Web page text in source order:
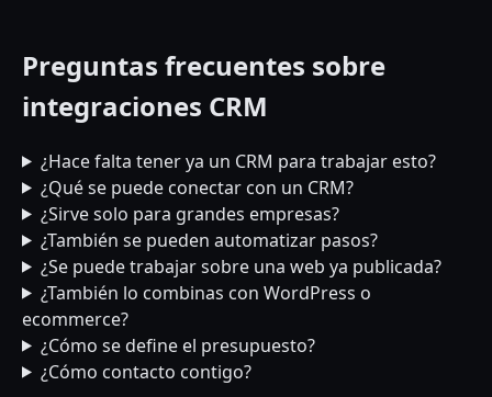
Preguntas frecuentes sobre
integraciones CRM
¿Hace falta tener ya un CRM para trabajar esto?
¿Qué se puede conectar con un CRM?
¿Sirve solo para grandes empresas?
¿También se pueden automatizar pasos?
¿Se puede trabajar sobre una web ya publicada?
¿También lo combinas con WordPress o
ecommerce?
¿Cómo se define el presupuesto?
¿Cómo contacto contigo?